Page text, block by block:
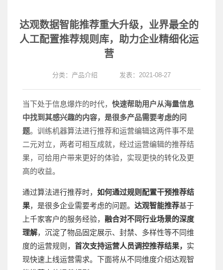
达观数据智能推荐重大升级，业界最全的
人工配置推荐规则库，助力企业精细化运
营
分类： 产品介绍 发表：2021-08-27
当下处于信息爆炸的时代， 快速帮助用户从海量信息
中找到其感兴趣的内容，是很多产品需要考虑的问
题。训练机器算法进行推荐和运营编辑这两件事不是
二元对立，两者可相互成就，经过运营编辑的推荐结
果，可给用户带来更好的体验，实现更快的转化及更
高的收益。
通过算法进行推荐时， 如何通过规则配置干预推荐结
果，是很多企业需要考虑的问题。 达观智能推荐基于
上千家客户的服务经验， 融合对不同行业场景的深度
理解，沉淀了物品固定展示、封禁、多样性等不同维
度的运营规则， 首次支持运营人员调控推荐结果， 实
现快速上线运营需求。下面将从不同维度介绍达观智